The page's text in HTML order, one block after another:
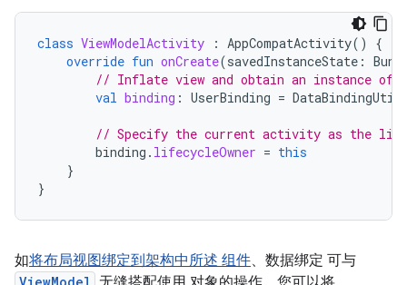
class ViewModelActivity : AppCompatActivity()
{
override fun onCreate(savedInstanceState :
// Inflate view and obtain an instance of
val binding : UserBinding = DataBindingUtil
// Specify the current activity as the
binding . lifecycleOwner = this
}
}
如将布局视图绑定到架构中所述 组件、数据绑定 可与